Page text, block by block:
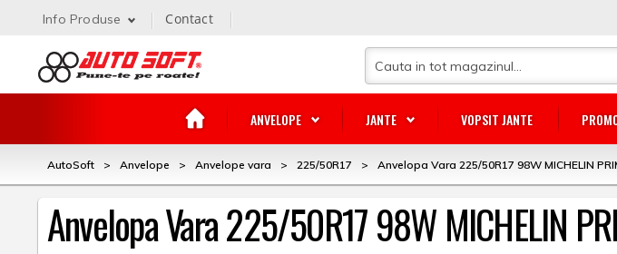
ANVELOPE JANTE VOPSIT JANTE
Info Produse Contact
AutoSoft > Anvelope > Anvelope vara > 225/50R17 > Anvelopa Vara 225/50R17 98W MICHELIN
Anvelopa Vara 225/50R17 98W MICHELIN